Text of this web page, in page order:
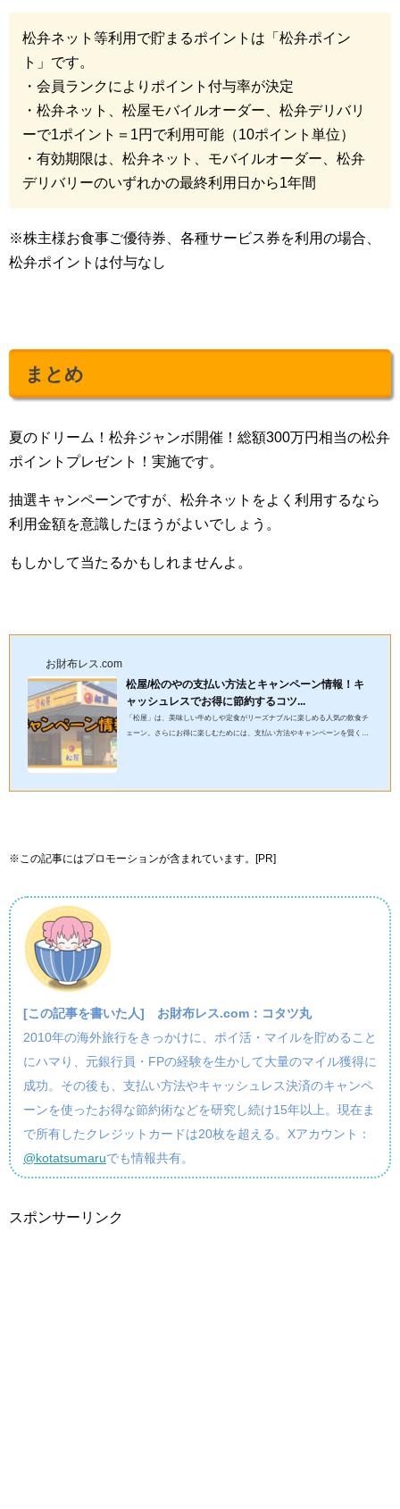
松弁ネット等利用で貯まるポイントは「松弁ポイン
ト」です。
・会員ランクによりポイント付与率が決定
・松弁ネット、松屋モバイルオーダー、松弁デリバリ
ーで1ポイント＝1円で利用可能（10ポイント単位）
・有効期限は、松弁ネット、モバイルオーダー、松弁
デリバリーのいずれかの最終利用日から1年間
※株主様お食事ご優待券、各種サービス券を利用の場合、
松弁ポイントは付与なし
まとめ
夏のドリーム！松弁ジャンボ開催！総額300万円相当の松弁
ポイントプレゼント！実施です。
抽選キャンペーンですが、松弁ネットをよく利用するなら
利用金額を意識したほうがよいでしょう。
もしかして当たるかもしれませんよ。
お財布レス.com
松屋/松のやの支払い方法とキャンペーン情報！キ
ャッシュレスでお得に節約するコツ...
「松屋」は、美味しい牛めしや定食がリーズナブルに楽しめる人気の飲食チ
ェーン。さらにお得に楽しむためには、支払い方法やキャンペーンを賢く活
※この記事にはプロモーションが含まれています。[PR]
[この記事を書いた人] お財布レス.com：コタツ丸
2010年の海外旅行をきっかけに、ポイ活・マイルを貯めること
にハマり、元銀行員・FPの経験を生かして大量のマイル獲得に
成功。その後も、支払い方法やキャッシュレス決済のキャンペ
ーンを使ったお得な節約術などを研究し続け15年以上。現在ま
で所有したクレジットカードは20枚を超える。Xアカウント：
@kotatsumaruでも情報共有。
スポンサーリンク